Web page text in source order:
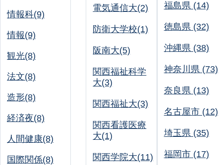
情報科(9)
情報(9)
観光(8)
法文(8)
造形(8)
経済夜(8)
人間健康(8)
国際関係(8)
電気通信大(2)
防衛大学校(1)
阪南大(5)
関西福祉科学
大(3)
関西福祉大(3)
関西看護医療
大(1)
関西学院大(11)
福島県 (14)
徳島県 (32)
沖縄県 (38)
神奈川県 (73)
奈良県 (13)
名古屋市 (12)
埼玉県 (35)
福岡市 (17)